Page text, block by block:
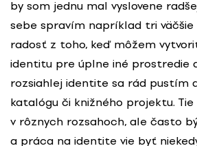
by som jednu mal vyslovene
sebe spravím napríklad tri väčšie
radosť z toho, keď môžem
identitu pre úplne iné prostredie
rozsiahlej identite sa rád pustím
katalógu či knižného projektu.
v rôznych rozsahoch, ale často
a práca na identite vie byť